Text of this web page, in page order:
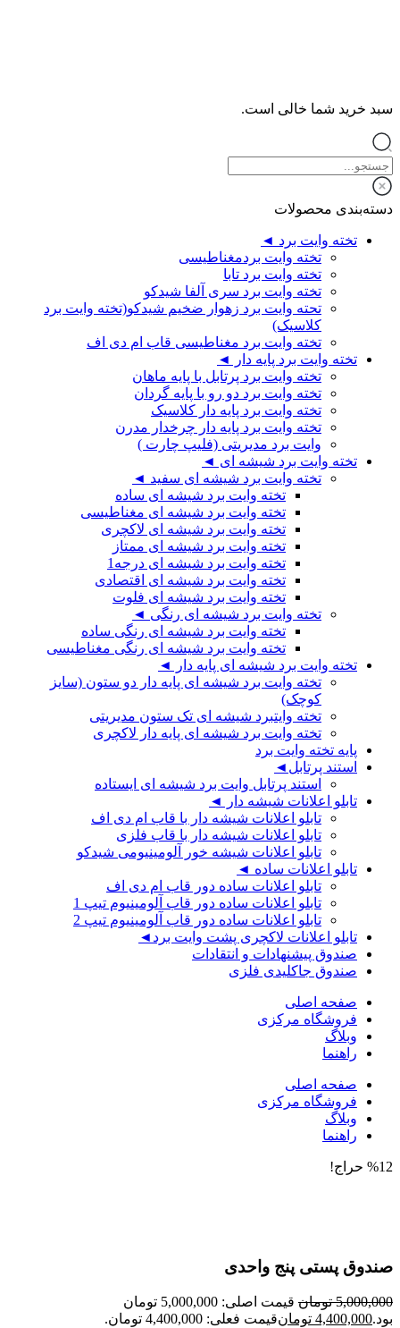
سبد خرید شما خالی است.
دسته‌بندی محصولات
تخته وایت برد ◄
تخته وایت بردمغناطیسی
تخته وایت برد تابا
تخته وایت برد سری آلفا شیدکو
تحته وایت برد زهوار ضخیم شیدکو(تخته وایت برد
کلاسیک)
تخته وایت برد مغناطیسی قاب ام دی اف
تخته وایت برد پایه دار ◄
تخته وایت برد پرتابل با پایه ماهان
تخته وایت برد دو رو با پایه گردان
تخته وایت برد پایه دار کلاسیک
تخته وایت برد پایه دار چرخدار مدرن
وایت برد مدیریتی (فلیپ چارت )
تخته وایت برد شیشه ای ◄
تخته وایت برد شیشه ای سفید ◄
تخته وایت برد شیشه ای ساده
تخته وایت برد شیشه ای مغناطیسی
تخته وایت برد شیشه ای لاکچری
تخته وایت برد شیشه ای ممتاز
تخته وایت برد شیشه ای درجه1
تخته وایت برد شیشه ای اقتصادی
تخته وایت برد شیشه ای فلوت
تخته وایت برد شیشه ای رنگی ◄
تخته وایت برد شیشه ای رنگی ساده
تخته وایت برد شیشه ای رنگی مغناطیسی
تخته وایت برد شیشه ای پایه دار ◄
تخته وایت برد شیشه ای پایه دار دو ستون (سایز
کوچک)
تخته وایتبرد شیشه ای تک ستون مدیریتی
تخته وایت برد شیشه ای پایه دار لاکچری
پایه تخته وایت برد
استند پرتابل◄
استند پرتابل وایت برد شیشه ای ایستاده
تابلو اعلانات شیشه دار ◄
تابلو اعلانات شیشه دار با قاب ام دی اف
تابلو اعلانات شیشه دار با قاب فلزی
تابلو اعلانات شیشه خور آلومینیومی شیدکو
تابلو اعلانات ساده ◄
تابلو اعلانات ساده دور قاب ام دی اف
تابلو اعلانات ساده دور قاب آلومینیوم تیپ 1
تابلو اعلانات ساده دور قاب آلومینیوم تیپ 2
تابلو اعلانات لاکچری پشت وایت برد◄
صندوق پیشنهادات و انتقادات
صندوق جاکلیدی فلزی
صفحه اصلی
فروشگاه مرکزی
وبلاگ
راهنما
صفحه اصلی
فروشگاه مرکزی
وبلاگ
راهنما
%12 حراج!
صندوق پستی پنج واحدی
5,000,000 تومان
قیمت اصلی: 5,000,000 تومان
بود.4,400,000 تومانقیمت فعلی: 4,400,000 تومان.